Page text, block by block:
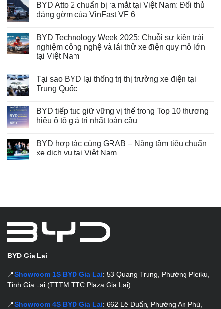
BYD Atto 2 chuẩn bị ra mắt tại Việt Nam: Đối thủ
đáng gờm của VinFast VF 6
BYD Technology Week 2025: Chuỗi sự kiện trải
nghiệm công nghệ và lái thử xe điện quy mô lớn
tại Việt Nam
Tại sao BYD lại thống trị thị trường xe điện tại
Trung Quốc
BYD tiếp tục giữ vững vị thế trong Top 10 thương
hiệu ô tô giá trị nhất toàn cầu
BYD hợp tác cùng GRAB – Nâng tầm tiêu chuẩn
xe dịch vụ tại Việt Nam
BYD Gia Lai
📍Showroom 1S BYD Gia Lai: 53 Quang Trung, Phường Pleiku,
Tỉnh Gia Lai (TTTM TTC Plaza Gia Lai).
📍Showroom 4S BYD Gia Lai: 662 Lê Duẩn, Phường An Phú,